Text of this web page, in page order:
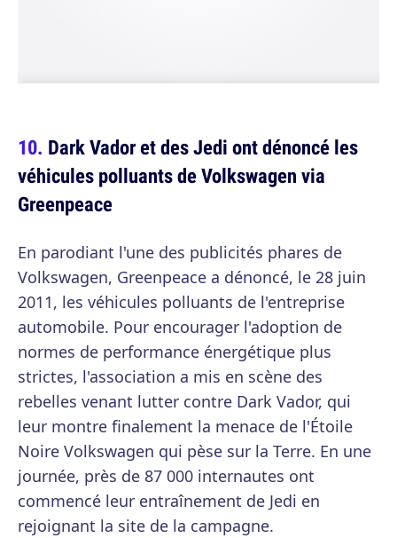
Dark Vador et des Jedi ont dénoncé les
véhicules polluants de Volkswagen via
Greenpeace
En parodiant l'une des publicités phares de
Volkswagen, Greenpeace a dénoncé, le 28 juin
2011, les véhicules polluants de l'entreprise
automobile. Pour encourager l'adoption de
normes de performance énergétique plus
strictes, l'association a mis en scène des
rebelles venant lutter contre Dark Vador, qui
leur montre finalement la menace de l'Étoile
Noire Volkswagen qui pèse sur la Terre. En une
journée, près de 87 000 internautes ont
commencé leur entraînement de Jedi en
rejoignant la site de la campagne.